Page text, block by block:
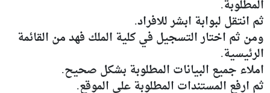
المطلوبة.
ثم انتقل لبوابة ابشر للافراد.
ومن ثم اختار التسجيل في كلية الملك فهد من القائمة
الرئيسية.
املاء جميع البيانات المطلوبة بشكل صحيح.
ثم ارفع المستندات المطلوبة على الموقع.